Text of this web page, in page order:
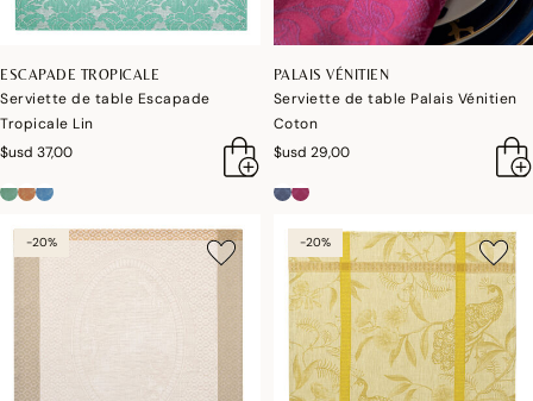
ESCAPADE TROPICALE
Serviette de table Escapade
Tropicale Lin
$usd 37,00
PALAIS VÉNITIEN
Serviette de table Palais Vénitien
Coton
$usd 29,00
-20% -20%